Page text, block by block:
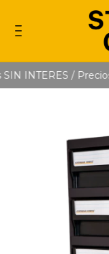
INTERES / Precios